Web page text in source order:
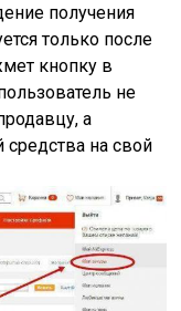
получения
только после
кнопку в
не
а
на свой